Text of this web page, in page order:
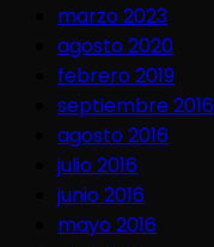
marzo 2023
agosto 2020
febrero 2019
septiembre 2016
agosto 2016
julio 2016
junio 2016
mayo 2016